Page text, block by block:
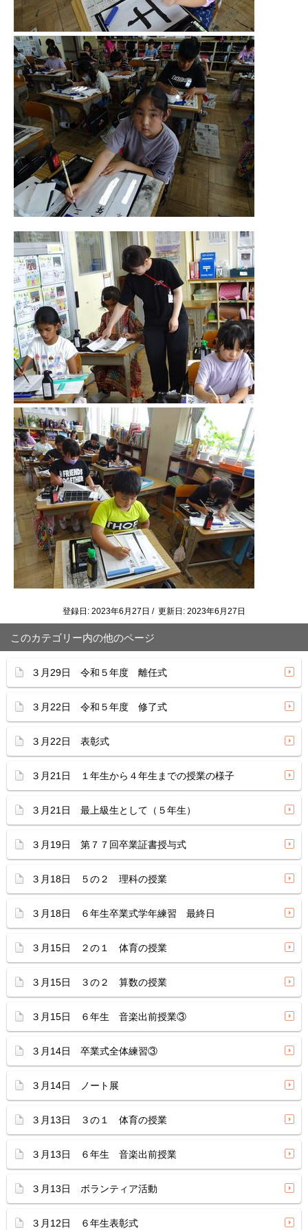
登録日: 2023年6月27日 / 更新日: 2023年6月27日
このカテゴリー内の他のページ
３月29日 令和５年度 離任式
３月22日 令和５年度 修了式
３月22日 表彰式
３月21日 １年生から４年生までの授業の様子
３月21日 最上級生として（５年生）
３月19日 第７７回卒業証書授与式
３月18日 ５の２ 理科の授業
３月18日 ６年生卒業式学年練習 最終日
３月15日 ２の１ 体育の授業
３月15日 ３の２ 算数の授業
３月15日 ６年生 音楽出前授業③
３月14日 卒業式全体練習③
３月14日 ノート展
３月13日 ３の１ 体育の授業
３月13日 ６年生 音楽出前授業
３月13日 ボランティア活動
３月12日 ６年生表彰式